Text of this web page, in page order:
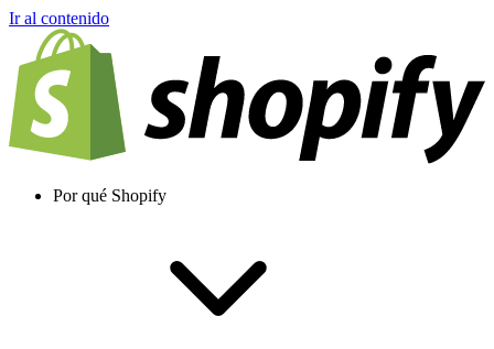
Ir al contenido
Por qué Shopify